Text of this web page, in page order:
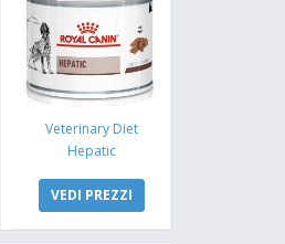
Veterinary Diet
Hepatic
VEDI PREZZI